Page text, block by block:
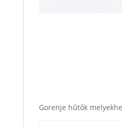
Gorenje hűtők